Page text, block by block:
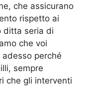
che assicurano
rispetto ai
ditta seria di
che voi
perché
sempre
che gli interventi